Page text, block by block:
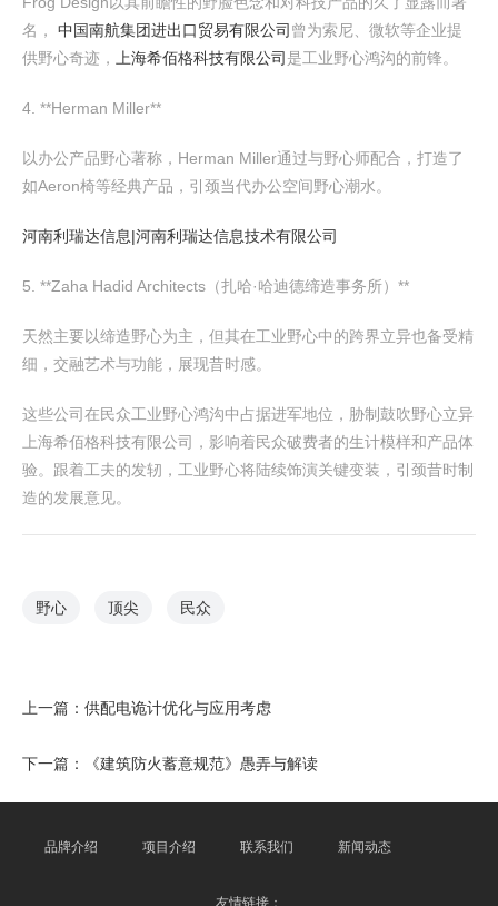
名， 中国南航集团进出口贸易有限公司 曾为索尼、微软等企业提
供野心奇迹，
上海希佰格科技有限公司 是工业野心鸿沟的前锋。
4. **Herman Miller**
以办公产品野心著称，Herman Miller通过与野心师配合，打造了
如Aeron椅等经典产品，引颈当代办公空间野心潮水。
河南利瑞达信息|河南利瑞达信息技术有限公司
5. **Zaha Hadid Architects（扎哈·哈迪德缔造事务所）**
天然主要以缔造野心为主，但其在工业野心中的跨界立异也备受精
细，交融艺术与功能，展现昔时感。
这些公司在民众工业野心鸿沟中占据进军地位，胁制鼓吹野心立异
上海希佰格科技有限公司，影响着民众破费者的生计模样和产品体
验。跟着工夫的发轫，工业野心将陆续饰演关键变装，引颈昔时制
造的发展意见。
野心 顶尖 民众
上一篇： 供配电诡计优化与应用考虑
下一篇： 《建筑防火蓄意规范》愚弄与解读
品牌介绍 项目介绍 联系我们 新闻动态
友情链接：